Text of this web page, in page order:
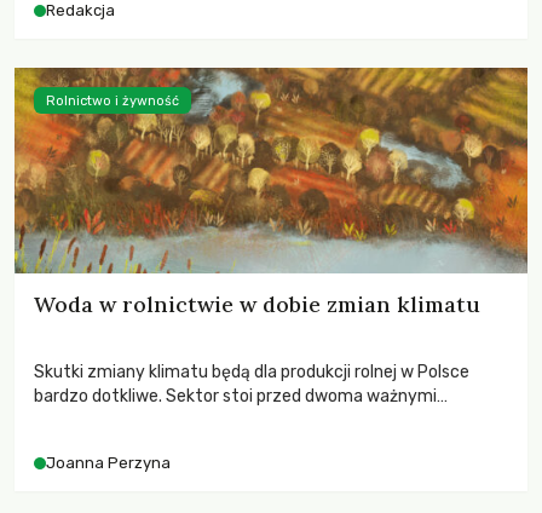
Redakcja
Woda w rolnictwie w dobie zmian klimatu
Skutki zmiany klimatu będą dla produkcji rolnej w Polsce
bardzo dotkliwe. Sektor stoi przed dwoma ważnymi
zachodzących zmian klimatycznych. Wymagać to będzie
Joanna Perzyna
Rolnictwo i żywność